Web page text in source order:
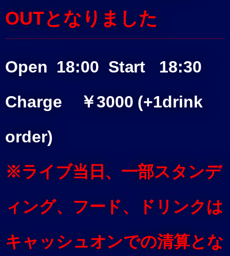
OUTとなりました
Open 18:00 Start 18:30
Charge ￥3000 (+1drink
order)
※ライブ当日、一部スタンデ
ィング、 フード、ドリンクは
キャッシュオンでの清算とな